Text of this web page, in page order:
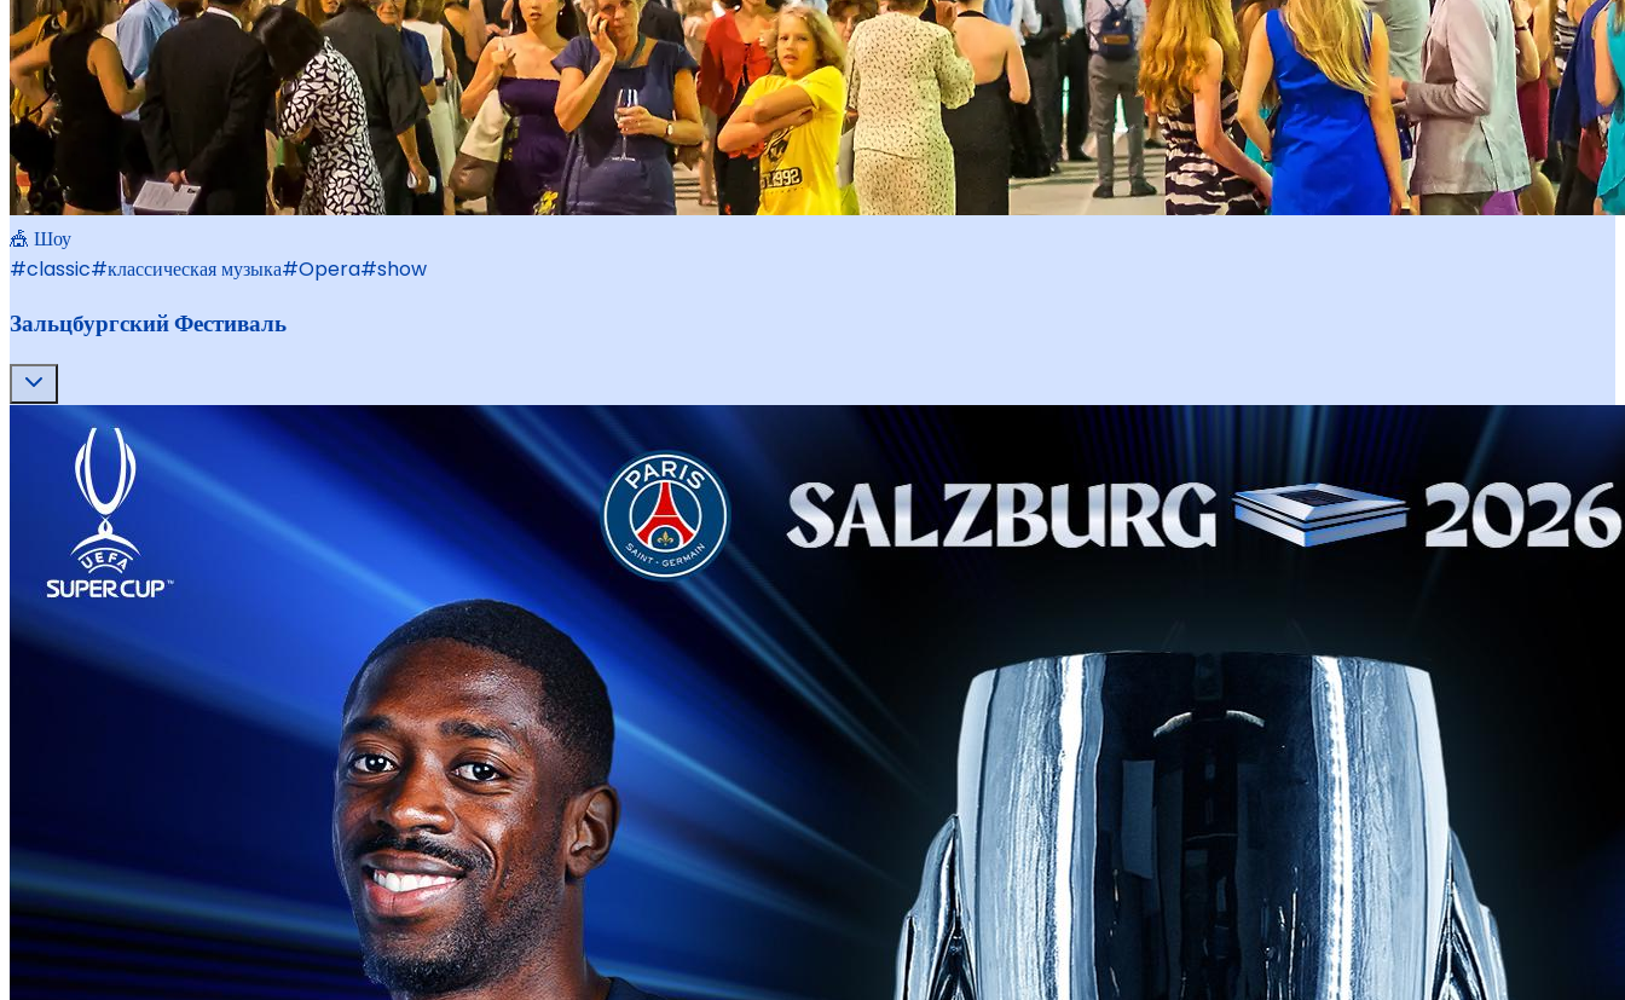
🎪 Шоу
#classic#классическая музыка#Opera#show
Зальцбургский Фестиваль